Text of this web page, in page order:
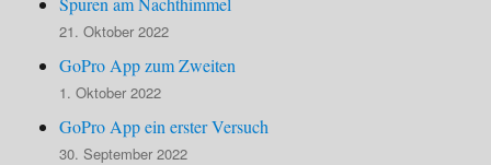
21. Oktober 2022
GoPro App zum Zweiten
1. Oktober 2022
GoPro App ein erster Versuch
30. September 2022